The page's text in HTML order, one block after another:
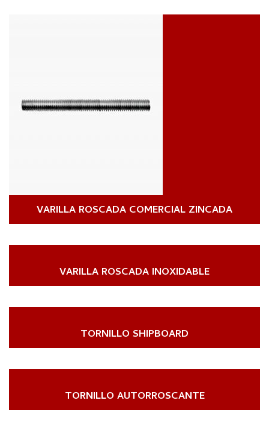
VARILLA ROSCADA COMERCIAL ZINCADA
VARILLA ROSCADA INOXIDABLE
TORNILLO SHIPBOARD
TORNILLO AUTORROSCANTE